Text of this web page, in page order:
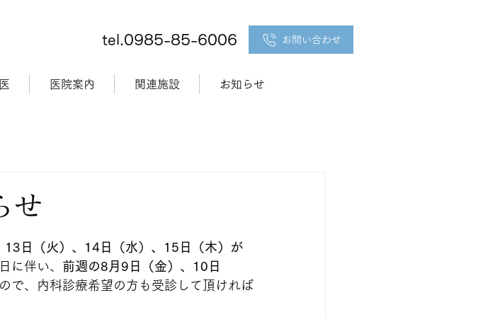
tel.0985-85-6006 お問い合わせ
医院案内 関連施設 お知らせ
せ
日（火）、14日（水）、15日（木）が
に伴い、 前週の8月9日（金）、10日
ので、内科診療希望の方も受診して頂ければ